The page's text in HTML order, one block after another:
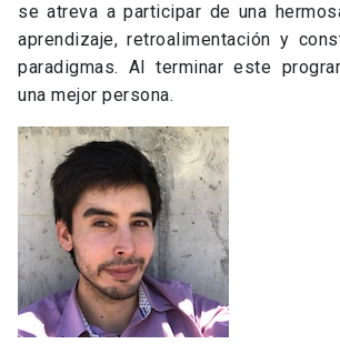
se atreva a participar de una
aprendizaje, retroalimentación y
paradigmas. Al terminar este
una mejor persona.